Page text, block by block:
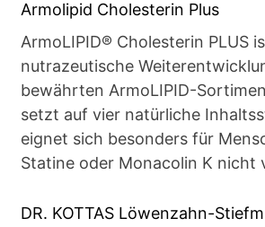
Armolipid Cholesterin Plus
ArmoLIPID® Cholesterin PLUS
nutrazeutische
bewährten ArmoLIPID-
setzt auf vier natürliche
eignet sich besonders für
Statine oder Monacolin K nicht
DR. KOTTAS Löwenzahn-